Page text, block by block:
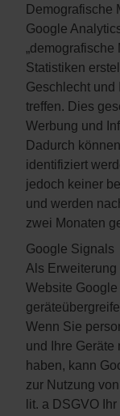
Demografische
Google
„demografische
Statistiken
Geschlecht und
treffen. Dies
Werbung und
Dadurch
identifiziert
jedoch keiner
und werden
zwei Monaten
Google Signals
Als
Website
Wenn Sie
und Ihre Geräte
haben, kann
zur Nutzung
lit. a DSGVO